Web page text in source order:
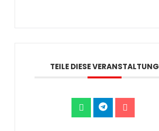
TEILE DIESE VERANSTALTUNG